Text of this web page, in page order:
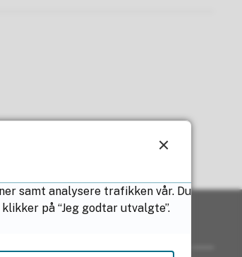
lenker
samt analysere trafikken vår. Du
på “Jeg godtar utvalgte”.